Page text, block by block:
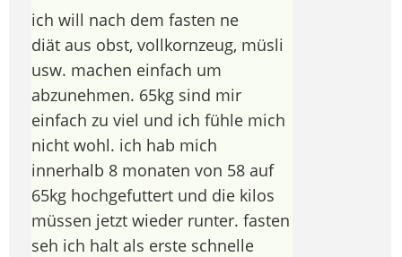
ich will nach dem fasten ne
diät aus obst, vollkornzeug, müsli
usw. machen einfach um
abzunehmen. 65kg sind mir
einfach zu viel und ich fühle mich
nicht wohl. ich hab mich
innerhalb 8 monaten von 58 auf
65kg hochgefuttert und die kilos
müssen jetzt wieder runter. fasten
seh ich halt als erste schnelle